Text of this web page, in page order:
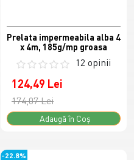
Prelata impermeabila alba 4
x 4m, 185g/mp groasa
12 opinii
124,49 Lei
174,07 Lei
Adaugă în Coş
-22.8%